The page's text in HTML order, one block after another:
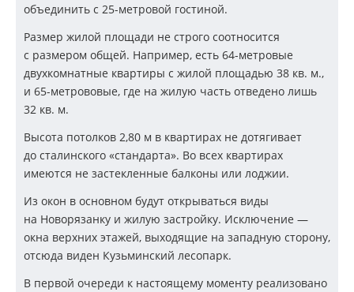
объединить с 25-метровой гостиной.
Размер жилой площади не строго соотносится
с размером общей. Например, есть 64-метровые
двухкомнатные квартиры с жилой площадью 38 кв. м.,
и 65-метрововые, где на жилую часть отведено лишь
32 кв. м.
Высота потолков 2,80 м в квартирах не дотягивает
до сталинского «стандарта». Во всех квартирах
имеются не застекленные балконы или лоджии.
Из окон в основном будут открываться виды
на Новорязанку и жилую застройку. Исключение —
окна верхних этажей, выходящие на западную сторону,
отсюда виден Кузьминский лесопарк.
В первой очереди к настоящему моменту реализовано